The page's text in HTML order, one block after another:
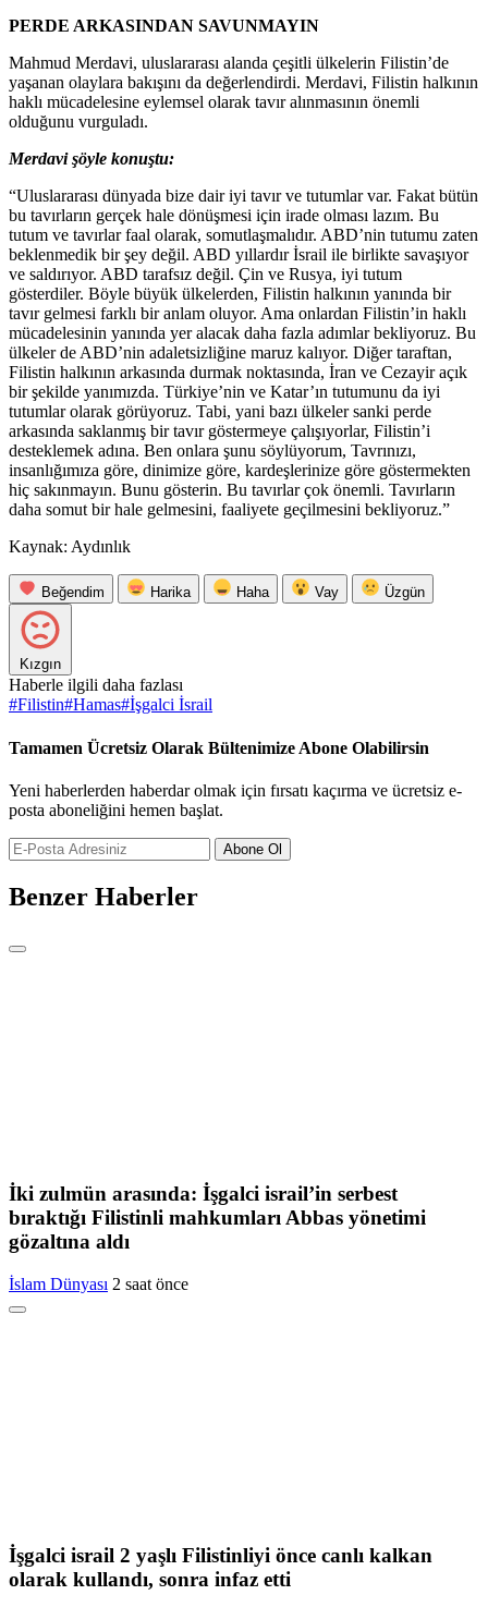
PERDE ARKASINDAN SAVUNMAYIN
Mahmud Merdavi, uluslararası alanda çeşitli ülkelerin Filistin’de
yaşanan olaylara bakışını da değerlendirdi. Merdavi, Filistin halkının
haklı mücadelesine eylemsel olarak tavır alınmasının önemli
olduğunu vurguladı.
Merdavi şöyle konuştu:
“Uluslararası dünyada bize dair iyi tavır ve tutumlar var. Fakat bütün
bu tavırların gerçek hale dönüşmesi için irade olması lazım. Bu
tutum ve tavırlar faal olarak, somutlaşmalıdır. ABD’nin tutumu zaten
beklenmedik bir şey değil. ABD yıllardır İsrail ile birlikte savaşıyor
ve saldırıyor. ABD tarafsız değil. Çin ve Rusya, iyi tutum
gösterdiler. Böyle büyük ülkelerden, Filistin halkının yanında bir
tavır gelmesi farklı bir anlam oluyor. Ama onlardan Filistin’in haklı
mücadelesinin yanında yer alacak daha fazla adımlar bekliyoruz. Bu
ülkeler de ABD’nin adaletsizliğine maruz kalıyor. Diğer taraftan,
Filistin halkının arkasında durmak noktasında, İran ve Cezayir açık
bir şekilde yanımızda. Türkiye’nin ve Katar’ın tutumunu da iyi
tutumlar olarak görüyoruz. Tabi, yani bazı ülkeler sanki perde
arkasında saklanmış bir tavır göstermeye çalışıyorlar, Filistin’i
desteklemek adına. Ben onlara şunu söylüyorum, Tavrınızı,
insanlığımıza göre, dinimize göre, kardeşlerinize göre göstermekten
hiç sakınmayın. Bunu gösterin. Bu tavırlar çok önemli. Tavırların
daha somut bir hale gelmesini, faaliyete geçilmesini bekliyoruz.”
Kaynak: Aydınlık
Beğendim Harika Haha Vay Üzgün
Kızgın
Haberle ilgili daha fazlası
#Filistin#Hamas#İşgalci İsrail
Tamamen Ücretsiz Olarak Bültenimize Abone Olabilirsin
Yeni haberlerden haberdar olmak için fırsatı kaçırma ve ücretsiz e-
posta aboneliğini hemen başlat.
Abone Ol
Benzer Haberler
İki zulmün arasında: İşgalci israil’in serbest
bıraktığı Filistinli mahkumları Abbas yönetimi
gözaltına aldı
İslam Dünyası 2 saat önce
İşgalci israil 2 yaşlı Filistinliyi önce canlı kalkan
olarak kullandı, sonra infaz etti